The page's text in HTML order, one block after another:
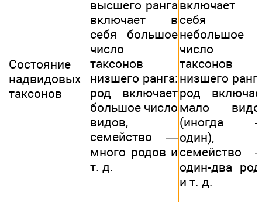
Состояние
надвидовых
таксонов
высшего ранга
включает в
себя большое
число
таксонов
низшего ранга:
род включает
большое число
видов,
семейство —
много родов и
т. д.
включает
себя
небольшое
число
таксонов
низшего
род
мало
(иногда
один),
семейство
один-два
и т. д.